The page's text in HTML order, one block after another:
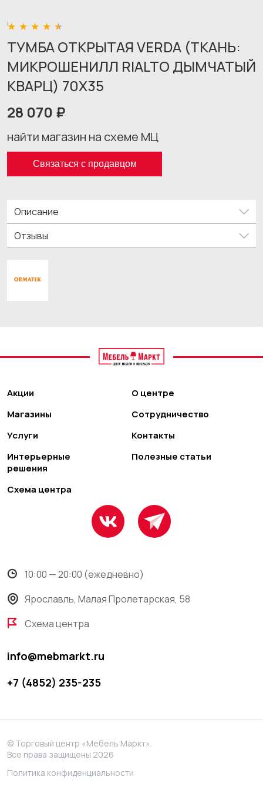
ТУМБА ОТКРЫТАЯ VERDA (ТКАНЬ:
МИКРОШЕНИЛЛ RIALTO ДЫМЧАТЫЙ
КВАРЦ) 70X35
28 070 ₽
найти магазин на схеме МЦ
Связаться с продавцом
Описание
Отзывы
Акции
Магазины
Услуги
Интерьерные
решения
Схема центра
О центре
Сотрудничество
Контакты
Полезные статьи
10:00 — 20:00 (ежедневно)
Ярославль, Малая Пролетарская, 58
Схема центра
info@mebmarkt.ru
+7 (4852) 235-235
© Торговый центр «Мебель Маркт».
Все права защищены 2026
Политика конфиденциальности